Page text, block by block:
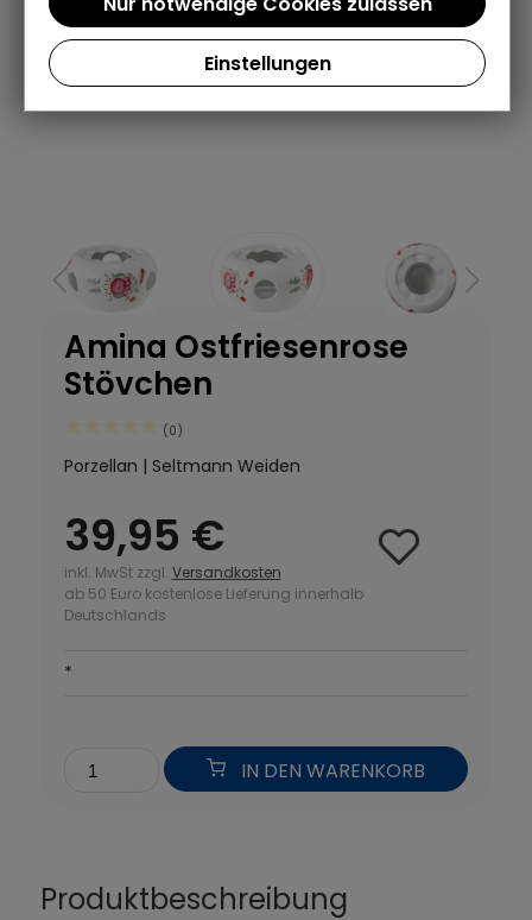
Amina Ostfriesenrose
Stövchen
(0)
Porzellan | Seltmann Weiden
39,95 €
inkl. MwSt zzgl. Versandkosten
ab 50 Euro kostenlose Lieferung innerhalb
Deutschlands
*
IN DEN WARENKORB
Produktbeschreibung
Einstellungen